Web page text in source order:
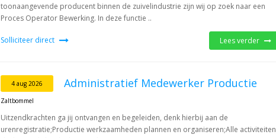
toonaangevende producent binnen de zuivelindustrie zijn wij op zoek naar een
Proces Operator Bewerking. In deze functie ..
Solliciteer direct Lees verder
4 aug 2026 Administratief Medewerker Productie
Zaltbommel
Uitzendkrachten ga jij ontvangen en begeleiden, denk hierbij aan de
urenregistratie;Productie werkzaamheden plannen en organiseren;Alle activiteiten